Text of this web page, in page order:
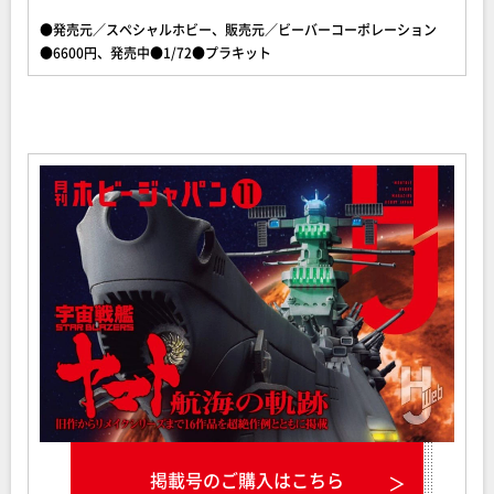
●発売元／スペシャルホビー、販売元／ビーバーコーポレーション
●6600円、発売中●1/72●プラキット
掲載号のご購入はこちら